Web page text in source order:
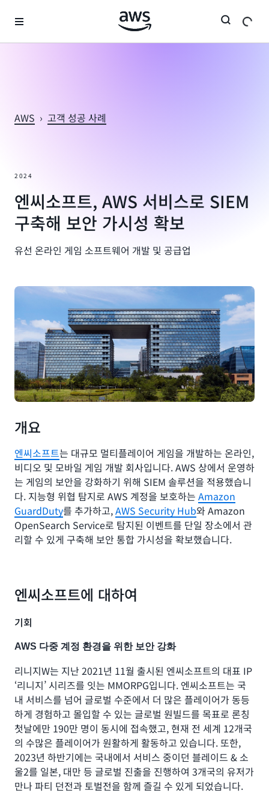
AWS › 고객 성공 사례
2024
엔씨소프트, AWS 서비스로 SIEM
구축해 보안 가시성 확보
유선 온라인 게임 소프트웨어 개발 및 공급업
개요
엔씨소프트는 대규모 멀티플레이어 게임을 개발하는 온라인,
비디오 및 모바일 게임 개발 회사입니다. AWS 상에서 운영하
는 게임의 보안을 강화하기 위해 SIEM 솔루션을 적용했습니
다. 지능형 위협 탐지로 AWS 계정을 보호하는 Amazon
GuardDuty를 추가하고,AWS Security Hub와 Amazon
OpenSearch Service로 탐지된 이벤트를 단일 장소에서 관
리할 수 있게 구축해 보안 통합 가시성을 확보했습니다.
엔씨소프트에 대하여
기회
AWS 다중 계정 환경을 위한 보안 강화
리니지W는 지난 2021년 11월 출시된 엔씨소프트의 대표 IP
‘리니지’ 시리즈를 잇는 MMORPG입니다. 엔씨소프트는 국
내 서비스를 넘어 글로벌 수준에서 더 많은 플레이어가 동등
하게 경험하고 몰입할 수 있는 글로벌 원빌드를 목표로 론칭
첫날에만 190만 명이 동시에 접속했고, 현재 전 세계 12개국
의 수많은 플레이어가 원활하게 활동하고 있습니다. 또한,
2023년 하반기에는 국내에서 서비스 중이던 블레이드 & 소
울2를 일본, 대만 등 글로벌 진출을 진행하여 3개국의 유저가
만나 파티 던전과 토벌전을 함께 즐길 수 있게 되었습니다.